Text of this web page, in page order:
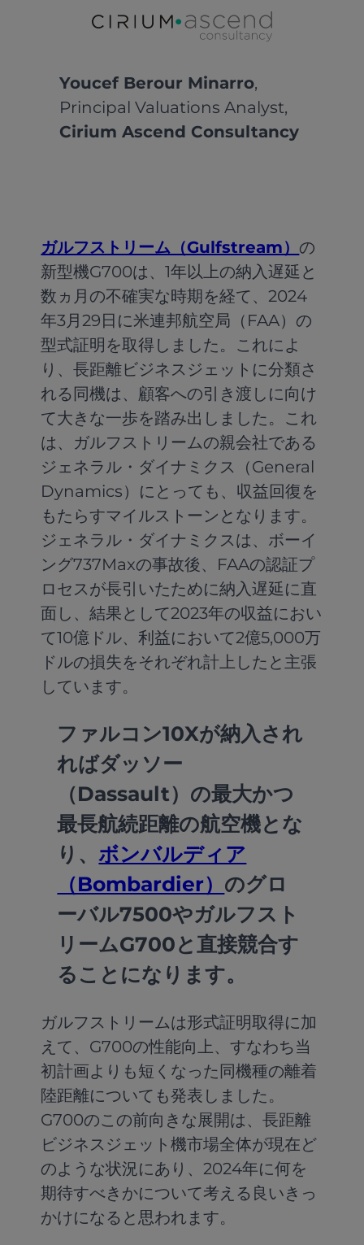
Youcef Berour Minarro,
Principal Valuations Analyst,
Cirium Ascend Consultancy
ガルフストリーム（Gulfstream） の
新型機G700は、1年以上の納入遅延と
数ヵ月の不確実な時期を経て、2024
年3月29日に米連邦航空局（FAA）の
型式証明を取得しました。これによ
り、長距離ビジネスジェットに分類さ
れる同機は、顧客への引き渡しに向け
て大きな一歩を踏み出しました。これ
は、ガルフストリームの親会社である
ジェネラル・ダイナミクス（General
Dynamics）にとっても、収益回復を
もたらすマイルストーンとなります。
ジェネラル・ダイナミクスは、ボーイ
ング737Maxの事故後、FAAの認証プ
ロセスが長引いたために納入遅延に直
面し、結果として2023年の収益におい
て10億ドル、利益において2億5,000万
ドルの損失をそれぞれ計上したと主張
しています。
ファルコン10Xが納入され
ればダッソー
（Dassault）の最大かつ
最長航続距離の航空機とな
り、ボンバルディア
（Bombardier） のグロ
ーバル7500やガルフスト
リームG700と直接競合す
ることになります。
ガルフストリームは形式証明取得に加
えて、G700の性能向上、すなわち当
初計画よりも短くなった同機種の離着
陸距離についても発表しました。
G700のこの前向きな展開は、長距離
ビジネスジェット機市場全体が現在ど
のような状況にあり、2024年に何を
期待すべきかについて考える良いきっ
かけになると思われます。